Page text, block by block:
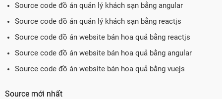
Source code đồ án quản lý khách sạn bằng angular
Source code đồ án quản lý khách sạn bằng reactjs
Source code đồ án website bán hoa quả bằng reactjs
Source code đồ án website bán hoa quả bằng angular
Source code đồ án website bán hoa quả bằng vuejs
Source mới nhất